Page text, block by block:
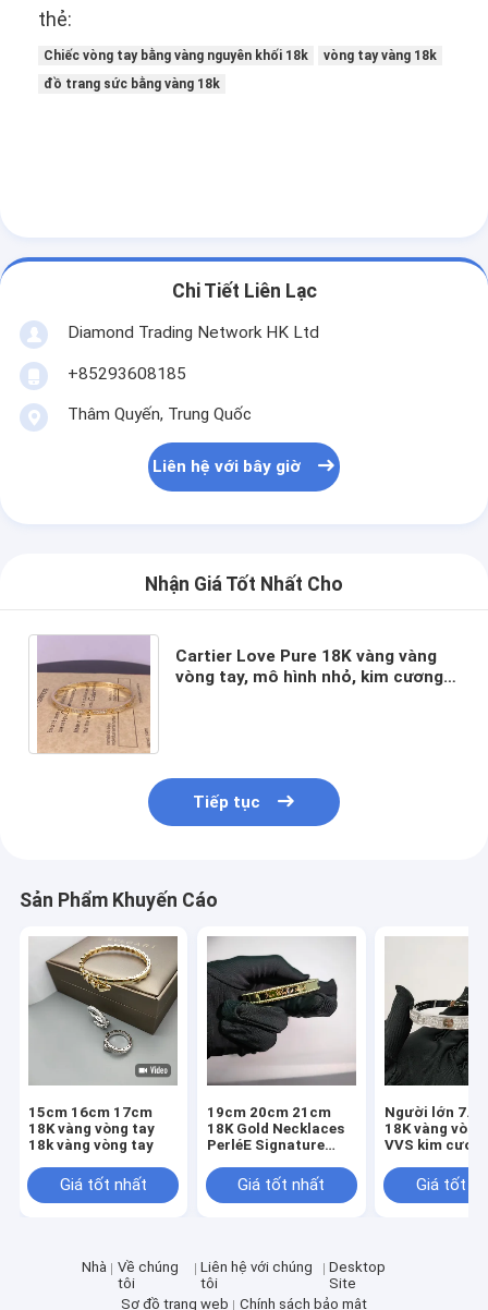
Sản phẩm
Chuyến tham quan nhà máy
Kiểm soát chất lượng
Yêu cầu Đặt giá
18k vàng phụ kiện
Vòng cổ vàng 18K
18K vàng trang sức
Van Cleef Arpels
Cartier tùy chỉnh
thẻ:
Chiếc vòng tay bằng vàng nguyên khối 18k
vòng tay vàng 18k
đồ trang sức bằng vàng 18k
Chi Tiết Liên Lạc
Diamond Trading Network HK Ltd
+85293608185
Thâm Quyến, Trung Quốc
Liên hệ với bây giờ
Nhận Giá Tốt Nhất Cho
Cartier Love Pure 18K vàng vàng
vòng tay, mô hình nhỏ, kim cương
Tiếp tục
Sản Phẩm Khuyến Cáo
15cm 16cm 17cm
18K vàng vòng tay
18k vàng vòng tay
Giá tốt nhất
19cm 20cm 21cm
18K Gold Necklaces
PerléE Signature
ModelGiá tốt nhất
Người lớn
18K vàng
VVS kim
2.3 carat kim
Halo
Giá tốt
Nhà
Về chúng
tôi
Liên hệ với chúng
tôi
Desktop
Site
Sơ đồ trang web
Chính sách bảo mật